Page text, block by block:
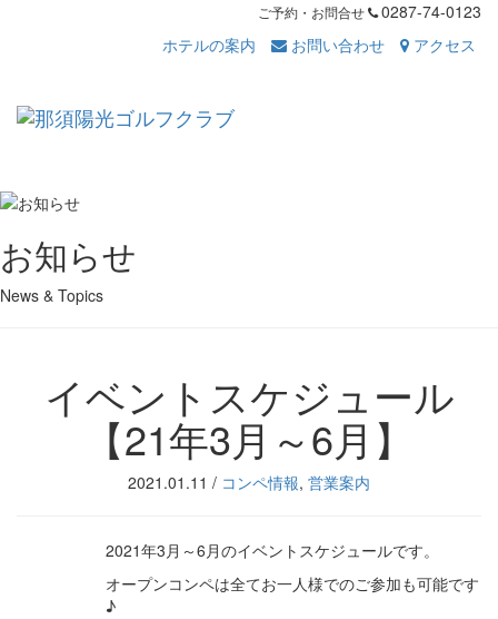
ご予約・お問合せ
0287-74-0123
ホテルの案内
お問い合わせ アクセス
お知らせ
News & Topics
イベントスケジュール
【21年3月～6月】
2021.01.11 / コンペ情報, 営業案内
2021年3月～6月のイベントスケジュールです。
オープンコンペは全てお一人様でのご参加も可能です
♪